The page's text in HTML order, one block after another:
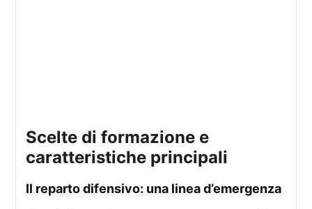
Scelte di formazione e
caratteristiche principali
Il reparto difensivo: una linea d’emergenza